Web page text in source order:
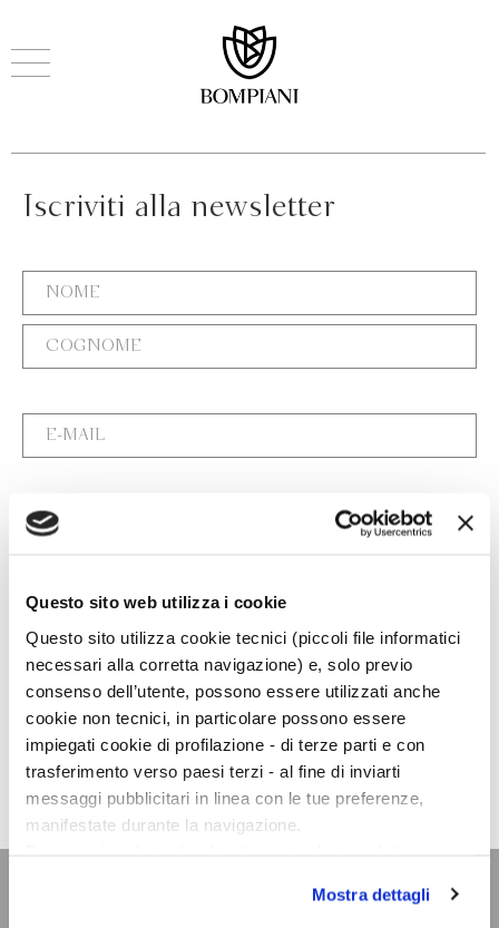
Questo sito web utilizza i cookie
Questo sito utilizza cookie tecnici (piccoli file informatici
necessari alla corretta navigazione) e, solo previo
consenso dell’utente, possono essere utilizzati anche
cookie non tecnici, in particolare possono essere
impiegati cookie di profilazione - di terze parti e con
trasferimento verso paesi terzi - al fine di inviarti
messaggi pubblicitari in linea con le tue preferenze,
manifestate durante la navigazione.
scelte privacy sui cookie, ti invitiamo a prendere visione
Mostra dettagli
Iscriviti alla newsletter
Confermo di aver letto l'informativa privacy ai sensi dell’art
23 del DL 196/03 e dell’Art. 7 del Reg UE 679/16
dall’informativa, per restare aggiornato su novità e
promozioni*.
Accetto la profilazione dei dati per ricevere un
servizio maggiormente personalizzato.